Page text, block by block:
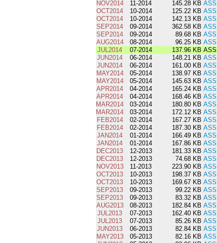
NOV2014
11-2014 145.28 KB
OCT2014
10-2014 125.22 KB
OCT2014
10-2014 142.13 KB
SEP2014
09-2014 362.58 KB
SEP2014
09-2014 89.68 KB
AUG2014
08-2014 96.25 KB
JUL2014
07-2014 137.96 KB
JUN2014
06-2014 148.21 KB
JUN2014
06-2014 161.00 KB
MAY2014
05-2014 138.97 KB
MAY2014
05-2014 145.63 KB
APR2014
04-2014 165.24 KB
APR2014
04-2014 168.46 KB
MAR2014
03-2014 180.80 KB
MAR2014
03-2014 172.12 KB
FEB2014
02-2014 167.27 KB
FEB2014
02-2014 187.30 KB
JAN2014
01-2014 166.49 KB
JAN2014
01-2014 167.86 KB
DEC2013
12-2013 181.33 KB
DEC2013
12-2013 74.68 KB
NOV2013
11-2013 223.90 KB
OCT2013
10-2013 198.37 KB
OCT2013
10-2013 169.67 KB
SEP2013
09-2013 99.22 KB
SEP2013
09-2013 83.32 KB
AUG2013
08-2013 182.84 KB
JUL2013
07-2013 162.40 KB
JUL2013
07-2013 85.26 KB
JUN2013
06-2013 82.84 KB
MAY2013
05-2013 82.16 KB